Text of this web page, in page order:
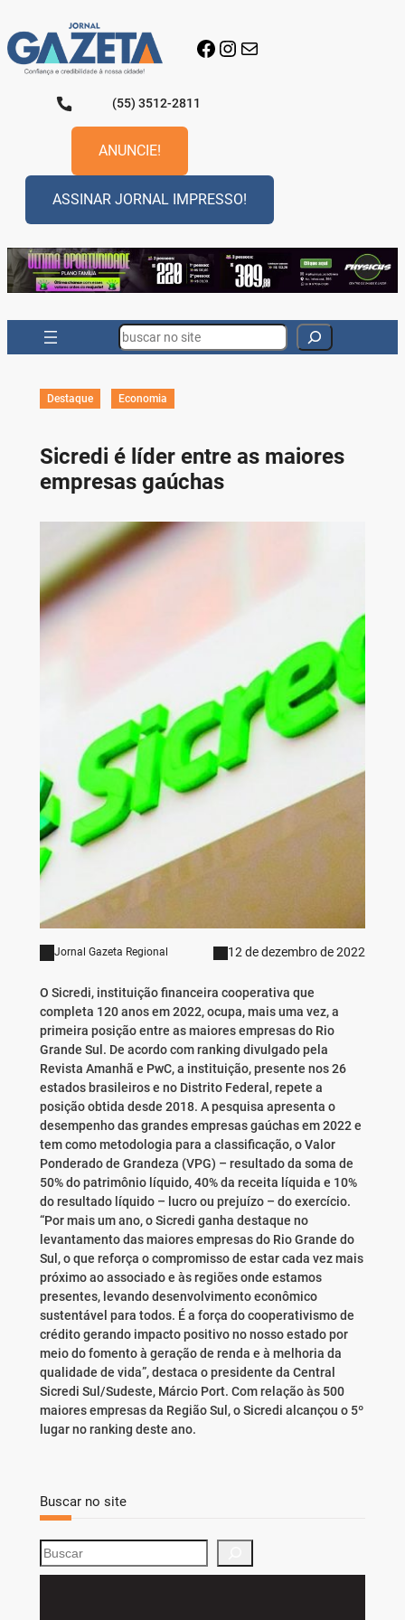
para
o
conteúdo
Facebook
Instagram
E-mail
(55) 3512-2811
ANUNCIE!
ASSINAR JORNAL IMPRESSO!
Search
Destaque Economia
Sicredi é líder entre as maiores
empresas gaúchas
Jornal Gazeta Regional 12 de dezembro de 2022
O Sicredi, instituição financeira cooperativa que
completa 120 anos em 2022, ocupa, mais uma vez, a
primeira posição entre as maiores empresas do Rio
Grande Sul. De acordo com ranking divulgado pela
Revista Amanhã e PwC, a instituição, presente nos 26
estados brasileiros e no Distrito Federal, repete a
posição obtida desde 2018. A pesquisa apresenta o
desempenho das grandes empresas gaúchas em 2022 e
tem como metodologia para a classificação, o Valor
Ponderado de Grandeza (VPG) – resultado da soma de
50% do patrimônio líquido, 40% da receita líquida e 10%
do resultado líquido – lucro ou prejuízo – do exercício.
“Por mais um ano, o Sicredi ganha destaque no
levantamento das maiores empresas do Rio Grande do
Sul, o que reforça o compromisso de estar cada vez mais
próximo ao associado e às regiões onde estamos
presentes, levando desenvolvimento econômico
sustentável para todos. É a força do cooperativismo de
crédito gerando impacto positivo no nosso estado por
meio do fomento à geração de renda e à melhoria da
qualidade de vida”, destaca o presidente da Central
Sicredi Sul/Sudeste, Márcio Port. Com relação às 500
maiores empresas da Região Sul, o Sicredi alcançou o 5º
lugar no ranking deste ano.
Buscar no site
S
e